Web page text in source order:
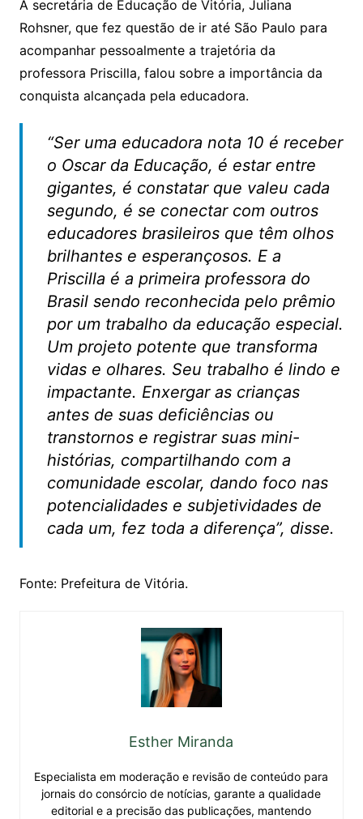
A secretária de Educação de Vitória, Juliana
Rohsner, que fez questão de ir até São Paulo para
acompanhar pessoalmente a trajetória da
professora Priscilla, falou sobre a importância da
conquista alcançada pela educadora.
“Ser uma educadora nota 10 é receber
o Oscar da Educação, é estar entre
gigantes, é constatar que valeu cada
segundo, é se conectar com outros
educadores brasileiros que têm olhos
brilhantes e esperançosos. E a
Priscilla é a primeira professora do
Brasil sendo reconhecida pelo prêmio
por um trabalho da educação especial.
Um projeto potente que transforma
vidas e olhares. Seu trabalho é lindo e
impactante. Enxergar as crianças
antes de suas deficiências ou
transtornos e registrar suas mini-
histórias, compartilhando com a
comunidade escolar, dando foco nas
potencialidades e subjetividades de
cada um, fez toda a diferença”, disse.
Fonte: Prefeitura de Vitória.
Esther Miranda
Especialista em moderação e revisão de conteúdo para
jornais do consórcio de notícias, garante a qualidade
editorial e a precisão das publicações, mantendo